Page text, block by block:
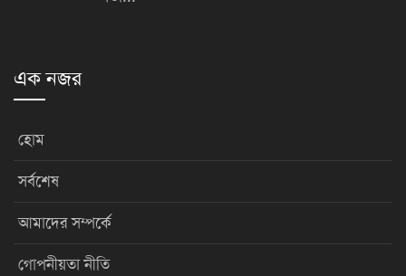
এক নজর
হোম
সর্বশেষ
আমাদের সম্পর্কে
গোপনীয়তা নীতি